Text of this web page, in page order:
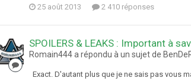
25 août 2013 2 410 réponses
SPOILERS & LEAKS : Important à
Romain444 a répondu à un sujet de
Exact. D'autant plus que je ne sais pas vous